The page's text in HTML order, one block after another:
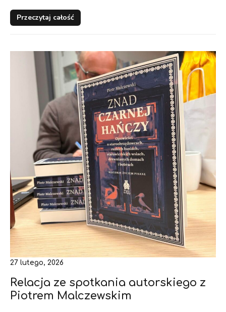
Przeczytaj całość
Relacja ze spotkania autorskiego z
Piotrem Malczewskim
27 lutego, 2026